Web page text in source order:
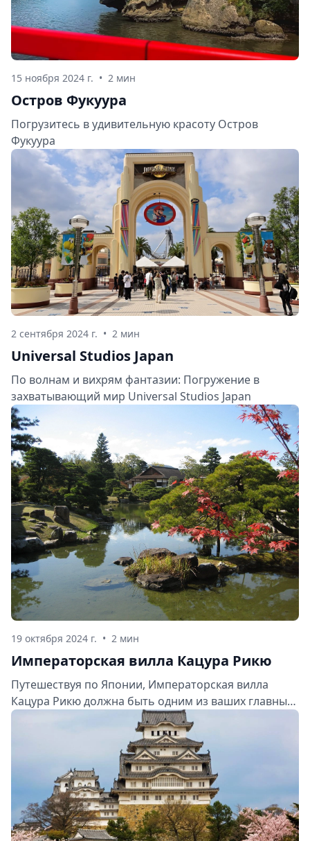
15 ноября 2024 г. • 2 мин
Остров Фукуура
Погрузитесь в удивительную красоту Остров
Фукуура
2 сентября 2024 г. • 2 мин
Universal Studios Japan
По волнам и вихрям фантазии: Погружение в
захватывающий мир Universal Studios Japan
19 октября 2024 г. • 2 мин
Императорская вилла Кацура Рикю
Путешествуя по Японии, Императорская вилла
Кацура Рикю должна быть одним из ваших главных
пунктов назначения. Этот сад, являющийся
примером великолепной японской ландшафтной
архитектуры, покорит вас своей красотой и
вниманием к деталям.